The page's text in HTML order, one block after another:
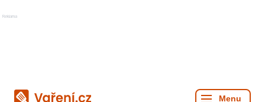
Reklama